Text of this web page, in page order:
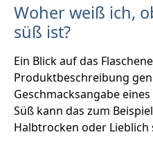
Woher weiß ich,
süß ist?
Ein Blick auf das
Produktbeschreibung
Geschmacksangabe
Süß kann das zum
Halbtrocken oder Lieblich